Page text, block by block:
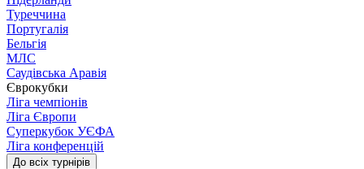
Туреччина
Португалія
Бельгія
МЛС
Саудівська Аравія
Єврокубки
Ліга чемпіонів
Ліга Європи
Суперкубок УЄФА
Ліга конференцій
До всіх турнірів